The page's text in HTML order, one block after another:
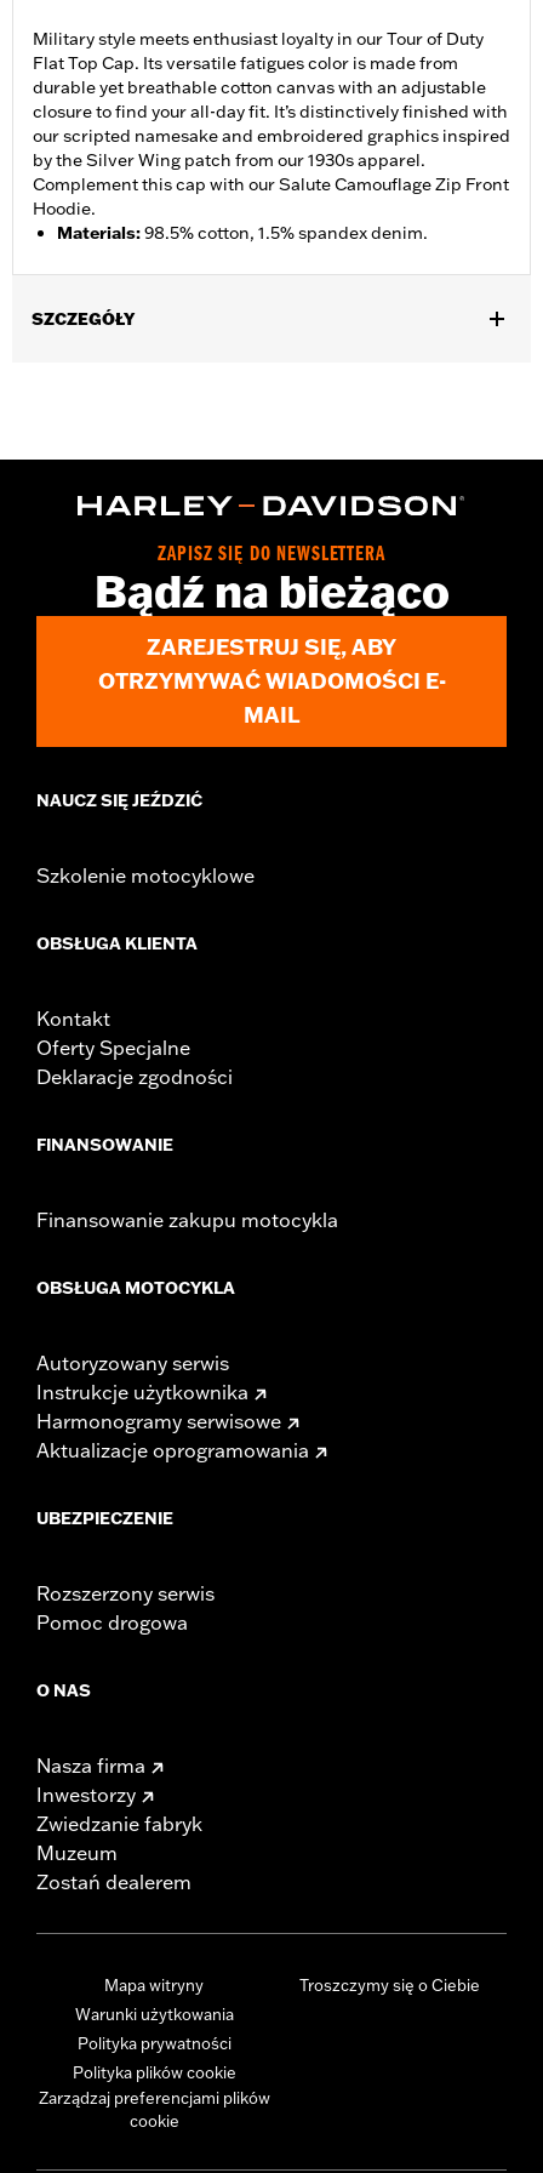
Military style meets enthusiast loyalty in our Tour of Duty
Flat Top Cap. Its versatile fatigues color is made from
durable yet breathable cotton canvas with an adjustable
closure to find your all-day fit. It’s distinctively finished with
our scripted namesake and embroidered graphics inspired
by the Silver Wing patch from our 1930s apparel.
Complement this cap with our Salute Camouflage Zip Front
Hoodie.
Materials:98.5% cotton, 1.5% spandex denim.
SZCZEGÓŁY
Origin:Imported
ZAPISZ SIĘ DO NEWSLETTERA
Bądź na bieżąco
ZAREJESTRUJ SIĘ, ABY
OTRZYMYWAĆ WIADOMOŚCI E-
MAIL
NAUCZ SIĘ JEŹDZIĆ
Szkolenie motocyklowe
OBSŁUGA KLIENTA
Kontakt
Oferty Specjalne
Deklaracje zgodności
FINANSOWANIE
Finansowanie zakupu motocykla
OBSŁUGA MOTOCYKLA
Autoryzowany serwis
Instrukcje użytkownika
Harmonogramy serwisowe
Aktualizacje oprogramowania
UBEZPIECZENIE
Rozszerzony serwis
Pomoc drogowa
O NAS
Nasza firma
Inwestorzy
Zwiedzanie fabryk
Muzeum
Zostań dealerem
Mapa witryny
Warunki użytkowania
Polityka prywatności
Polityka plików cookie
Zarządzaj preferencjami plików
cookie
Troszczymy się o Ciebie